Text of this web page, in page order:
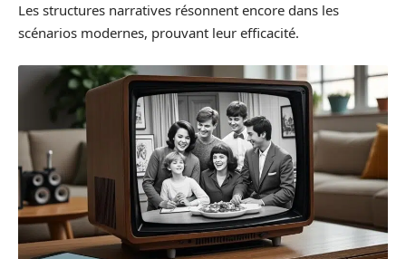
Les structures narratives résonnent encore dans les
scénarios modernes, prouvant leur efficacité.